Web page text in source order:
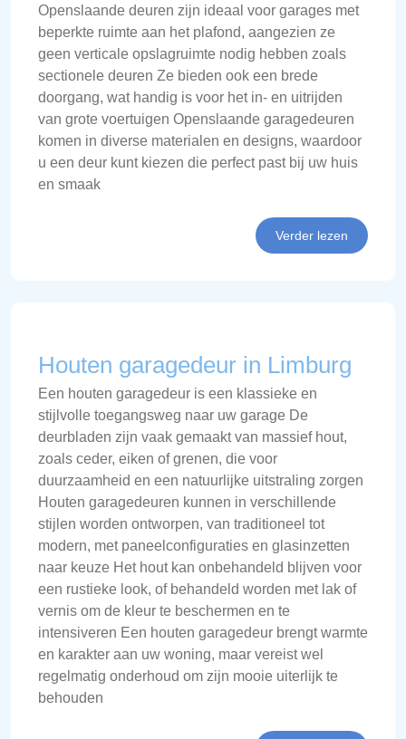
Openslaande deuren zijn ideaal voor garages met
beperkte ruimte aan het plafond, aangezien ze
geen verticale opslagruimte nodig hebben zoals
sectionele deuren Ze bieden ook een brede
doorgang, wat handig is voor het in- en uitrijden
van grote voertuigen Openslaande garagedeuren
komen in diverse materialen en designs, waardoor
u een deur kunt kiezen die perfect past bij uw huis
en smaak
Verder lezen
Houten garagedeur in Limburg
Een houten garagedeur is een klassieke en
stijlvolle toegangsweg naar uw garage De
deurbladen zijn vaak gemaakt van massief hout,
zoals ceder, eiken of grenen, die voor
duurzaamheid en een natuurlijke uitstraling zorgen
Houten garagedeuren kunnen in verschillende
stijlen worden ontworpen, van traditioneel tot
modern, met paneelconfiguraties en glasinzetten
naar keuze Het hout kan onbehandeld blijven voor
een rustieke look, of behandeld worden met lak of
vernis om de kleur te beschermen en te
intensiveren Een houten garagedeur brengt warmte
en karakter aan uw woning, maar vereist wel
regelmatig onderhoud om zijn mooie uiterlijk te
behouden